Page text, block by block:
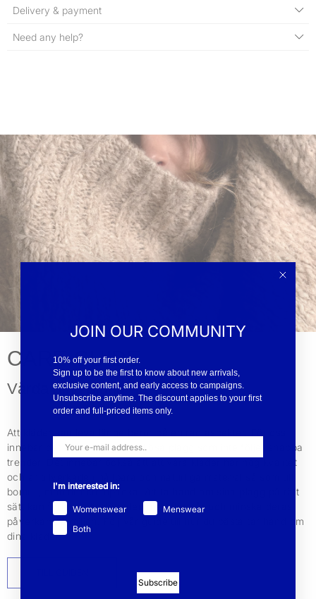
Delivery & payment
Need any help?
CARE GUIDE
Vårda dina plagg
Att kläder kan leva länge beror på en rad aspekter. För oss
innebär det att vi designar tidlösa plagg som inte följer snabba
trender. Det innebär också att att våra kläder har hög kvalitet
och är tillverkade i hållbara och naturliga material så som ull,
bomull, mohair och alpacka. Att ta hand om sina plagg på rätt
sätt kan förlänga livslängden med flera år och minska deras
påverkan på miljön. Följ vår guide till hur du bästa tar hand om
dina kläder.
JOIN OUR COMMUNITY
10% off your first order.
Sign up to be the first to know about new arrivals,
exclusive content, and early access to campaigns.
Unsubscribe anytime. The discount applies to your first
order and full-priced items only.
I'm interested in:
Womenswear
Menswear
Both
Subscribe